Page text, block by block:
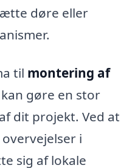
døre eller
til montering af
kan gøre en stor
dit projekt. Ved at
i
sig af lokale